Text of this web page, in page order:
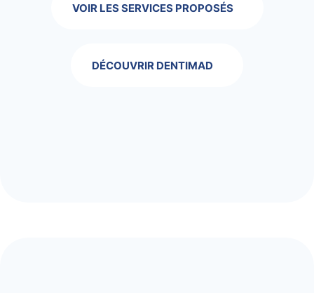
VOIR LES SERVICES PROPOSÉS
DÉCOUVRIR DENTIMAD